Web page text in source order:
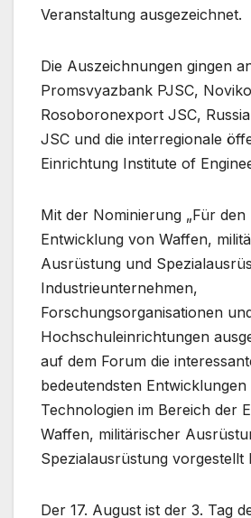
Veranstaltung ausgezeichnet.
Die Auszeichnungen gingen
Promsvyazbank PJSC,
Rosoboronexport JSC,
JSC und die interregionale
Einrichtung Institute of
Mit der Nominierung „Für
Entwicklung von Waffen,
Ausrüstung und
Industrieunternehmen,
Forschungsorganisationen
Hochschuleinrichtungen
auf dem Forum die
bedeutendsten Entwicklungen
Technologien im Bereich der
Waffen, militärischer
Spezialausrüstung vorgestellt
Der 17. August ist der 3. Tag